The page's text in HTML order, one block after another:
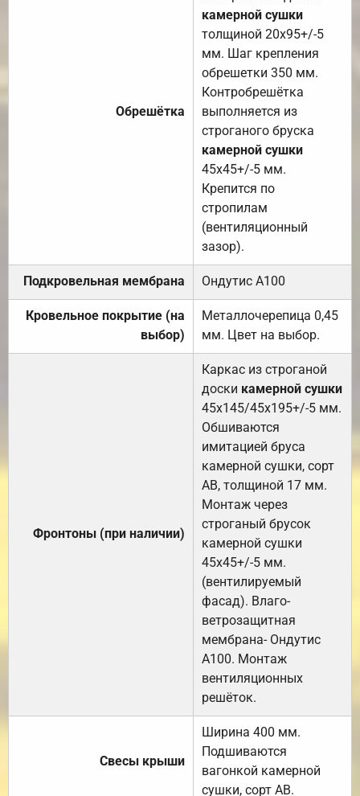
Обрешётка
камерной сушки
толщиной 20х95+/-5
мм. Шаг крепления
обрешетки 350 мм.
Контробрешётка
выполняется из
строганого бруска
камерной сушки
45х45+/-5 мм.
Крепится по
стропилам
(вентиляционный
зазор).
Подкровельная мембрана Ондутис А100
Кровельное покрытие (на
выбор)
Металлочерепица 0,45
мм. Цвет на выбор.
Фронтоны (при наличии)
Каркас из строганой
доски камерной сушки
45х145/45х195+/-5 мм.
Обшиваются
имитацией бруса
камерной сушки, сорт
АВ, толщиной 17 мм.
Монтаж через
строганый брусок
камерной сушки
45х45+/-5 мм.
(вентилируемый
фасад). Влаго-
ветрозащитная
мембрана- Ондутис
А100. Монтаж
вентиляционных
решёток.
Свесы крыши
Ширина 400 мм.
Подшиваются
вагонкой камерной
сушки, сорт АВ.